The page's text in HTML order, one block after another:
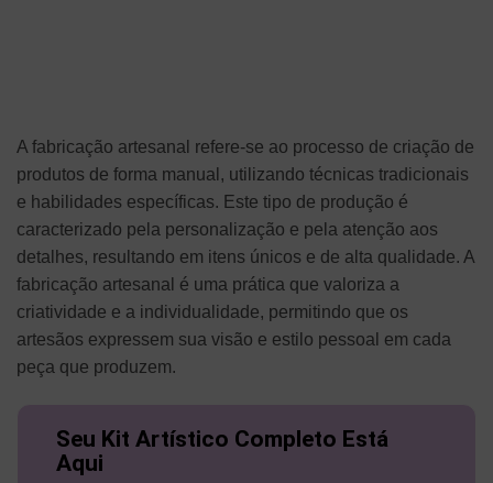
A fabricação artesanal refere-se ao processo de criação de
produtos de forma manual, utilizando técnicas tradicionais
e habilidades específicas. Este tipo de produção é
caracterizado pela personalização e pela atenção aos
detalhes, resultando em itens únicos e de alta qualidade. A
fabricação artesanal é uma prática que valoriza a
criatividade e a individualidade, permitindo que os
artesãos expressem sua visão e estilo pessoal em cada
peça que produzem.
Seu Kit Artístico Completo Está
Aqui